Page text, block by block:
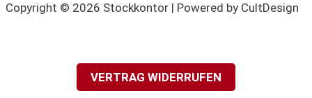
Copyright © 2026 Stockkontor | Powered by CultDesign
VERTRAG WIDERRUFEN